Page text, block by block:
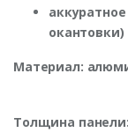
окантовки)
Материал:
Толщина